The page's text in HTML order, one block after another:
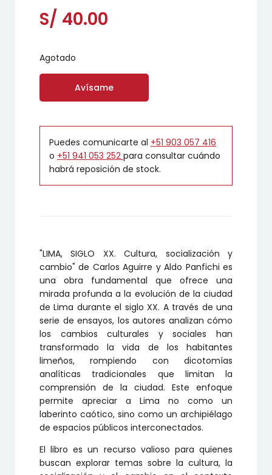
S/ 40.00
Agotado
Avísame
Puedes comunicarte al +51 903 057 416
o +51 941 053 252 para consultar cuándo
habrá reposición de stock.
"LIMA, SIGLO XX. Cultura, socialización y
cambio" de Carlos Aguirre y Aldo Panfichi es
una obra fundamental que ofrece una
mirada profunda a la evolución de la ciudad
de Lima durante el siglo XX. A través de una
serie de ensayos, los autores analizan cómo
los cambios culturales y sociales han
transformado la vida de los habitantes
limeños, rompiendo con dicotomías
analíticas tradicionales que limitan la
comprensión de la ciudad. Este enfoque
permite apreciar a Lima no como un
laberinto caótico, sino como un archipiélago
de espacios públicos interconectados.
El libro es un recurso valioso para quienes
buscan explorar temas sobre la cultura, la